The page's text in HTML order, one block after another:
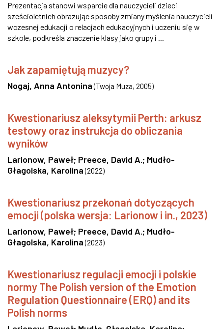
Prezentacja stanowi wsparcie dla nauczycieli dzieci
sześcioletnich obrazując sposoby zmiany myślenia nauczycieli
wczesnej edukacji o relacjach edukacyjnych i uczeniu się w
szkole, podkreśla znaczenie klasy jako grupy i ...
Jak zapamiętują muzycy?
Nogaj, Anna Antonina (Twoja Muza, 2005)
Kwestionariusz aleksytymii Perth: arkusz
testowy oraz instrukcja do obliczania
wyników
Larionow, Paweł; Preece, David A.; Mudło-
Głagolska, Karolina (2022)
Kwestionariusz przekonań dotyczących
emocji (polska wersja: Larionow i in., 2023)
Larionow, Paweł; Preece, David A.; Mudło-
Głagolska, Karolina (2023)
Kwestionariusz regulacji emocji i polskie
normy The Polish version of the Emotion
Regulation Questionnaire (ERQ) and its
Polish norms